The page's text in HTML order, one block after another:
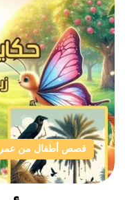
قصص أطفال من عمر 4 - 8